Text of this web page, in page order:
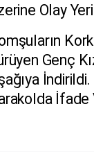
Olay
Genç
İfade